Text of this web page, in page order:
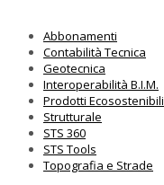
Abbonamenti
Contabilità Tecnica
Geotecnica
Interoperabilità B.I.M.
Prodotti Ecosostenibili
Strutturale
STS 360
STS Tools
Topografia e Strade